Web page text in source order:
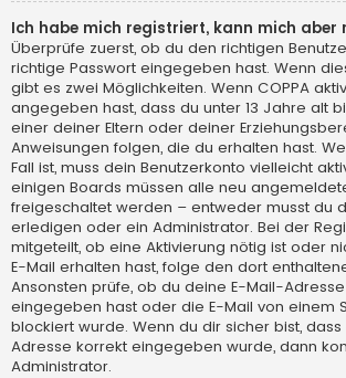
Ich habe mich registriert, kann mich aber
Überprüfe zuerst, ob du den richtigen
richtige Passwort eingegeben hast. Wenn
gibt es zwei Möglichkeiten. Wenn COPPA
angegeben hast, dass du unter 13 Jahre alt
einer deiner Eltern oder deiner
Anweisungen folgen, die du erhalten hast.
Fall ist, muss dein Benutzerkonto vielleicht
einigen Boards müssen alle neu
freigeschaltet werden – entweder musst du
erledigen oder ein Administrator. Bei der
mitgeteilt, ob eine Aktivierung nötig ist oder
E-Mail erhalten hast, folge den dort
Ansonsten prüfe, ob du deine E-Mail-
eingegeben hast oder die E-Mail von einem
blockiert wurde. Wenn du dir sicher bist,
Adresse korrekt eingegeben wurde, dann
Administrator.